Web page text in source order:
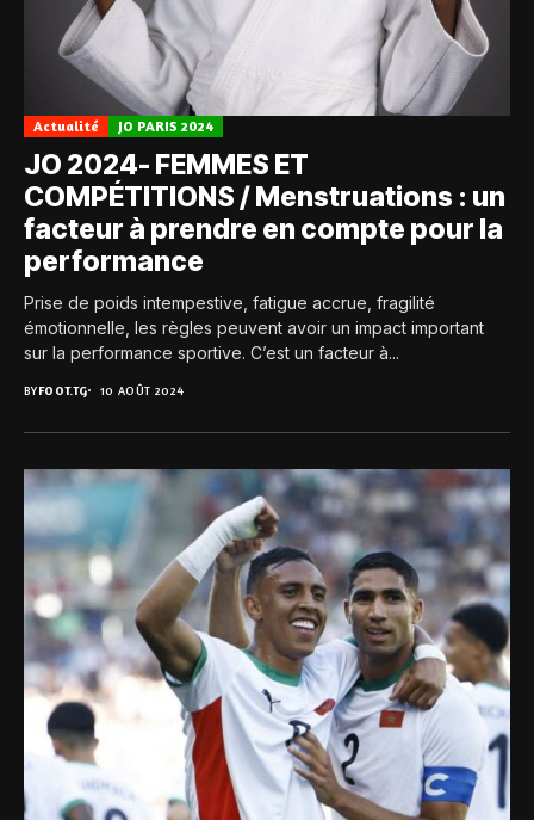
Actualité JO PARIS 2024
JO 2024- FEMMES ET
COMPÉTITIONS / Menstruations : un
facteur à prendre en compte pour la
performance
Prise de poids intempestive, fatigue accrue, fragilité
émotionnelle, les règles peuvent avoir un impact important
sur la performance sportive. C’est un facteur à...
BYFOOT.TG 10 AOÛT 2024